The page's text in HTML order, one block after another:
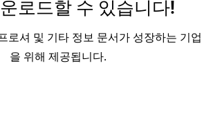
로드할 수 있습니다!
로셔 및 기타 정보 문서가 성장하는 기업
을 위해 제공됩니다.